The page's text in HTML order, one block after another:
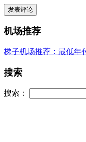
机场推荐
梯子机场推荐：最低年
搜索
搜索：